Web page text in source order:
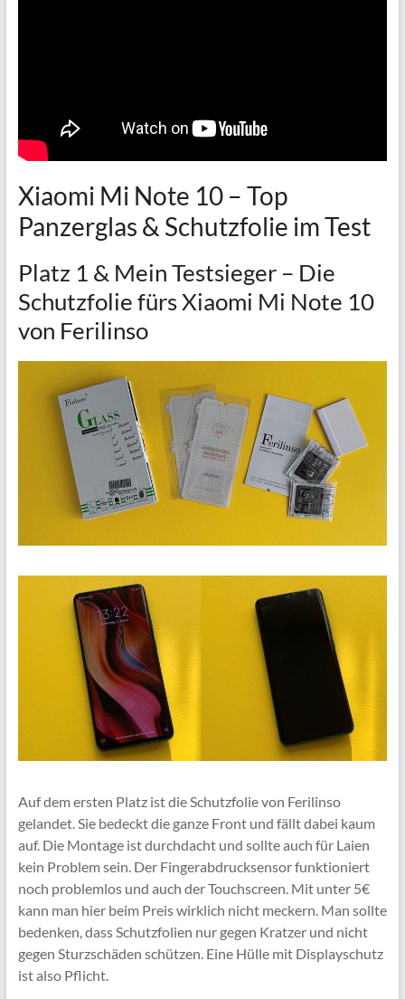
Xiaomi Mi Note 10 – Top
Panzerglas & Schutzfolie im Test
Platz 1 & Mein Testsieger – Die
Schutzfolie fürs Xiaomi Mi Note 10
von Ferilinso
Auf dem ersten Platz ist die Schutzfolie von Ferilinso
gelandet. Sie bedeckt die ganze Front und fällt dabei kaum
auf. Die Montage ist durchdacht und sollte auch für Laien
kein Problem sein. Der Fingerabdrucksensor funktioniert
noch problemlos und auch der Touchscreen. Mit unter 5€
kann man hier beim Preis wirklich nicht meckern. Man sollte
bedenken, dass Schutzfolien nur gegen Kratzer und nicht
gegen Sturzschäden schützen. Eine Hülle mit Displayschutz
ist also Pflicht.